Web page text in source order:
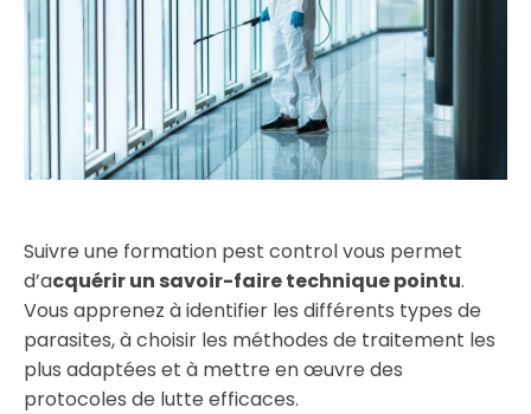
Suivre une formation pest control vous permet
d’acquérir un savoir-faire technique pointu.
Vous apprenez à identifier les différents types de
parasites, à choisir les méthodes de traitement les
plus adaptées et à mettre en œuvre des
protocoles de lutte efficaces.